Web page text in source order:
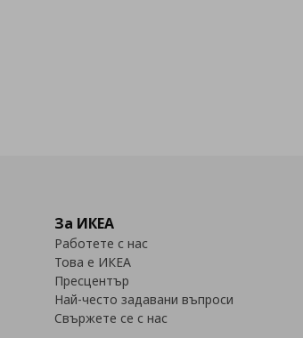
За ИКЕА
Работете с нас
Това е ИКЕА
Пресцентър
Най-често задавани въпроси
Свържете се с нас